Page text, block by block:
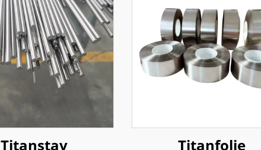
Titanstav Titanfolie